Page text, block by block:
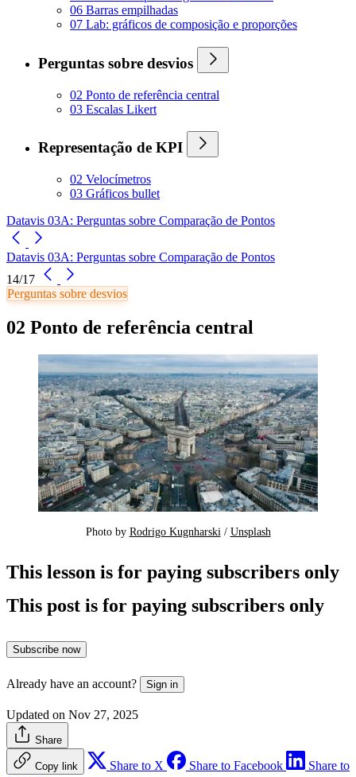
06 Barras empilhadas
07 Lab: gráficos de composição e proporções
Perguntas sobre desvios
02 Ponto de referência central
03 Escalas Likert
Representação de KPI
02 Velocímetros
03 Gráficos bullet
Datavis 03A: Perguntas sobre Comparação de Pontos
Datavis 03A: Perguntas sobre Comparação de Pontos
14/17
Perguntas sobre desvios
02 Ponto de referência central
Photo by Rodrigo Kugnharski / Unsplash
This lesson is for paying subscribers only
This post is for paying subscribers only
Subscribe now
Already have an account? Sign in
Updated on Nov 27, 2025
Share
Copy link Share to X Share to Facebook
Share to